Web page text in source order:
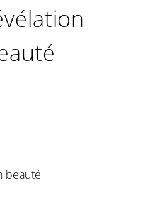
beauté